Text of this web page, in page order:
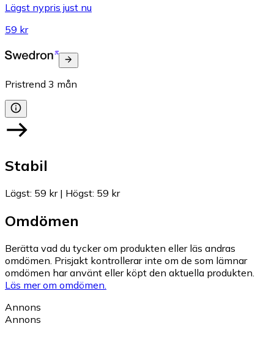
Lägst nypris just nu
59 kr
Pristrend 3 mån
Stabil
Lägst: 59 kr| Högst: 59 kr
Omdömen
Berätta vad du tycker om produkten eller läs andras
omdömen. Prisjakt kontrollerar inte om de som lämnar
omdömen har använt eller köpt den aktuella produkten.
Läs mer om omdömen.
Annons
Annons